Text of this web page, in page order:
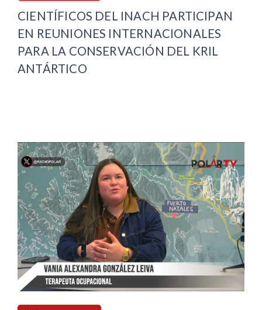
CIENTÍFICOS DEL INACH PARTICIPAN
EN REUNIONES INTERNACIONALES
PARA LA CONSERVACIÓN DEL KRIL
ANTÁRTICO